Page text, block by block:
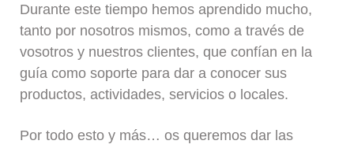
Durante este tiempo hemos aprendido mucho,
tanto por nosotros mismos, como a través de
vosotros y nuestros clientes, que confían en la
guía como soporte para dar a conocer sus
productos, actividades, servicios o locales.
Por todo esto y más… os queremos dar las